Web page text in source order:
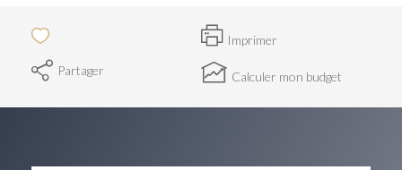
Imprimer
Partager
Calculer mon budget